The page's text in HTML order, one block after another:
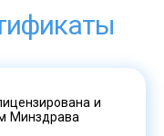
и
Минздрава